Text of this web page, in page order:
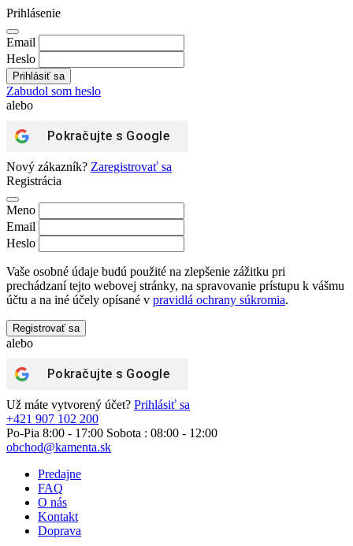
Prihlásenie
Email
Heslo
Zabudol som heslo
alebo
Pokračujte s Google
Nový zákazník? Zaregistrovať sa
Registrácia
Meno
Email
Heslo
Vaše osobné údaje budú použité na zlepšenie zážitku pri
prechádzaní tejto webovej stránky, na spravovanie prístupu k vášmu
účtu a na iné účely opísané v pravidlá ochrany súkromia.
Registrovať sa
alebo
Pokračujte s Google
Už máte vytvorený účet? Prihlásiť sa
+421 907 102 200
Po-Pia 8:00 - 17:00 Sobota : 08:00 - 12:00
obchod@kamenta.sk
Predajne
FAQ
O nás
Kontakt
Doprava